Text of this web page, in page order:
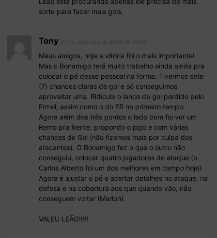
sorte para fazer mais gols.
Tony
Meus amigos, hoje a vitória foi o mais importante!
Mas o Bonamigo terá muito trabalho ainda ainda pra
colocar o pé desse pessoal na forma. Tivermos sete
(7) chances claras de gol e só conseguimos
aproveitar uma. Ridículo o lance de gol perdido pelo
Ermel, assim como o do ER no primeiro tempo.
Agora além dos três pontos o lado bom foi ver um
Remo pra frente, propondo o jogo e com várias
chances de Gol (não fizemos mais por culpa dos
atacantes). O Bonamigo fez o que o outro não
conseguiu, colocar quatro jogadores de ataque (o
Carlos Alberto foi um dos melhores em campo hoje).
Agora é ajustar o pé e acertar detalhes no ataque, na
defesa e na cobertura aos que quando vão, não
conseguem voltar (Marlon).
VALEU LEÃO!!!!!